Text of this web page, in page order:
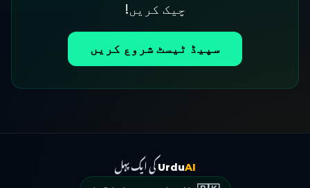
چیک کریں!
سپیڈ ٹیسٹ شروع کریں
UrduAI کی ایک پہل